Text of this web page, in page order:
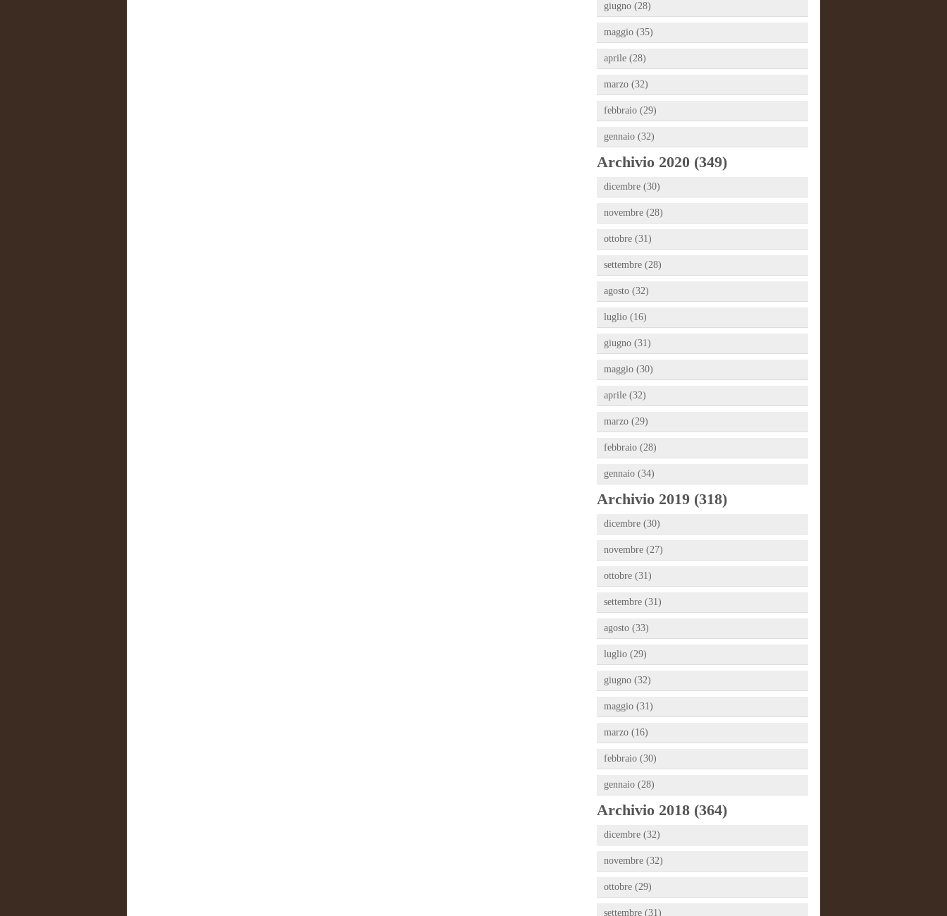
giugno (28)
maggio (35)
aprile (28)
marzo (32)
febbraio (29)
gennaio (32)
Archivio 2020 (349)
dicembre (30)
novembre (28)
ottobre (31)
settembre (28)
agosto (32)
luglio (16)
giugno (31)
maggio (30)
aprile (32)
marzo (29)
febbraio (28)
gennaio (34)
Archivio 2019 (318)
dicembre (30)
novembre (27)
ottobre (31)
settembre (31)
agosto (33)
luglio (29)
giugno (32)
maggio (31)
marzo (16)
febbraio (30)
gennaio (28)
Archivio 2018 (364)
dicembre (32)
novembre (32)
ottobre (29)
settembre (31)